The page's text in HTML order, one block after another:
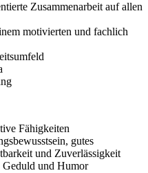
Zusammenarbeit auf allen
motivierten und fachlich
Fähigkeiten
gutes
und Zuverlässigkeit
Geduld und Humor